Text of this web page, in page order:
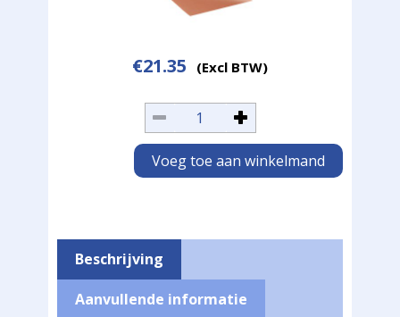
€21.35 (Excl BTW)
Voeg toe aan winkelmand
Beschrijving
Aanvullende informatie